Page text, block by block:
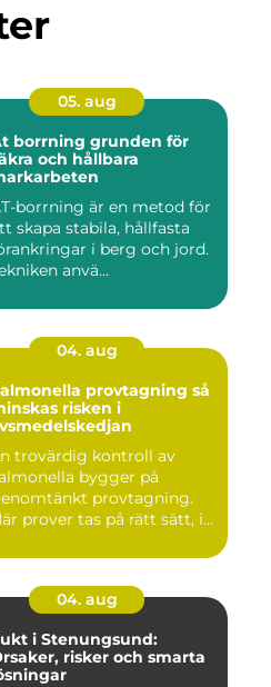
05. aug
grunden för
och hållbara
borrning är en metod för
skapa stabila, hållfasta
i berg och jord.
anvä...
04. aug
provtagning så
risken i
trovärdig kontroll av
bygger på
provtagning.
prover tas på rätt sätt, i...
04. aug
i Stenungsund:
risker och smarta